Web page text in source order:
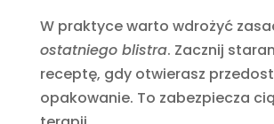
W praktyce warto wdrożyć
ostatniego blistra. Zacznij
receptę, gdy otwierasz
opakowanie. To zabezpiecza